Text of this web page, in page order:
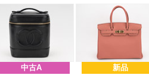
中古A 新品